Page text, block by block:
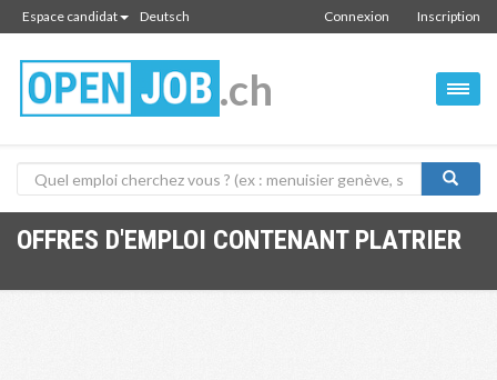
Espace candidat Deutsch Inscription
Connexion
.ch
OFFRES D'EMPLOI CONTENANT PLATRIER